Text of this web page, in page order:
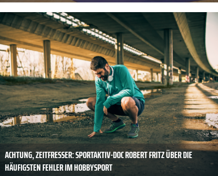
ACHTUNG, ZEITFRESSER: SPORTAKTIV-DOC ROBERT FRITZ ÜBER DIE
HÄUFIGSTEN FEHLER IM HOBBYSPORT